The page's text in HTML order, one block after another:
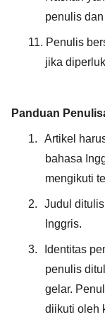
penulis
11. Penulis
jika
Panduan
1.
Artikel
bahasa
mengikuti
2.
Judul
Inggris.
3.
Identitas
penulis
gelar.
diikuti oleh